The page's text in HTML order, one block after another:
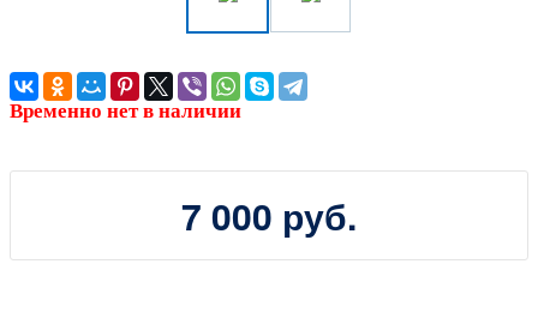
Временно нет в наличии
7 000 руб.